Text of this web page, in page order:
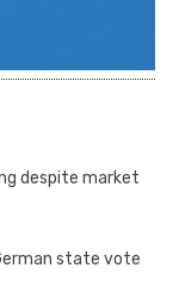
despite market
state vote